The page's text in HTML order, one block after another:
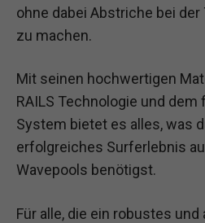
ohne dabei Abstriche bei
zu machen.
Mit seinen hochwertigen
RAILS Technologie und dem
System bietet es alles, was
erfolgreiches Surferlebnis
Wavepools benötigst.
Für alle, die ein robustes